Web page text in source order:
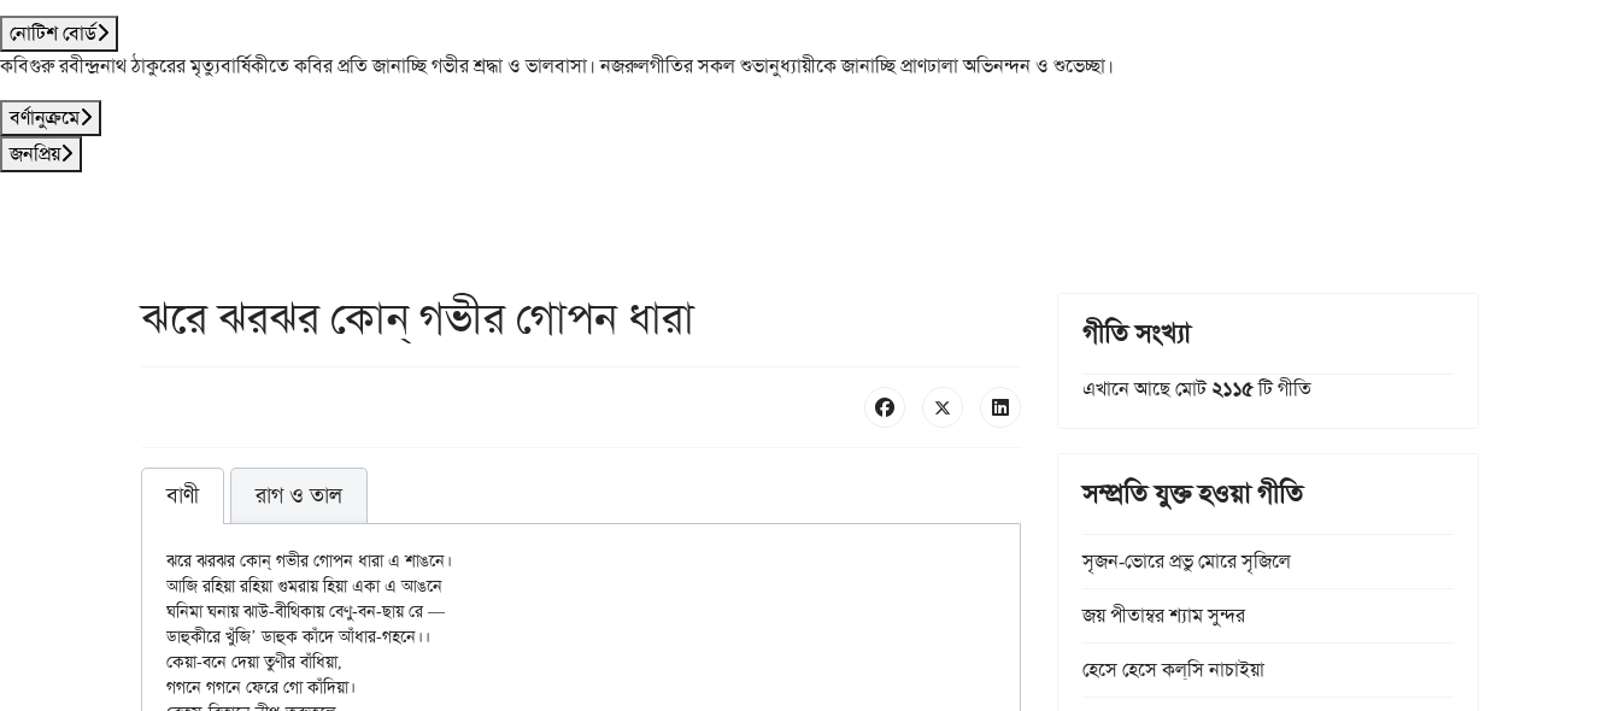
নোটিশ বোর্ড
কবিগুরু রবীন্দ্রনাথ ঠাকুরের মৃত্যুবার্ষিকীতে কবির প্রতি জানাচ্ছি গভীর শ্রদ্ধা ও ভালবাসা। নজরুলগীতির সকল শুভানুধ্যায়ীকে জানাচ্ছি প্রাণঢালা অভিনন্দন ও শুভেচ্ছা।
বর্ণানুক্রমে
জনপ্রিয়
ঝরে ঝরঝর কোন্ গভীর গোপন ধারা
বাণী রাগ ও তাল
ঝরে ঝরঝর কোন্ গভীর গোপন ধারা এ শাঙনে।
আজি রহিয়া রহিয়া গুমরায় হিয়া একা এ আঙনে
ঘনিমা ঘনায় ঝাউ-বীথিকায় বেণু-বন-ছায় রে —
ডাহুকীরে খুঁজি’ ডাহুক কাঁদে আঁধার-গহনে।।
কেয়া-বনে দেয়া তুণীর বাঁধিয়া,
গগনে গগনে ফেরে গো কাঁদিয়া।
গীতি সংখ্যা
এখানে আছে মোট২১১৫টি গীতি
সম্প্রতি যুক্ত হওয়া গীতি
সৃজন-ভোরে প্রভু মোরে সৃজিলে
জয় পীতাম্বর শ্যাম সুন্দর
হেসে হেসে কল্‌সি নাচাইয়া